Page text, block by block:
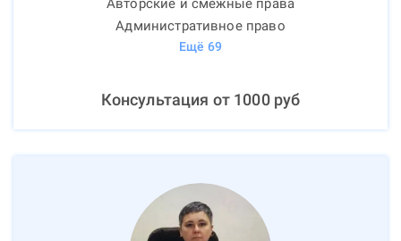
Авторские и смежные права
Административное право
Ещё 69
Консультация от 1000руб